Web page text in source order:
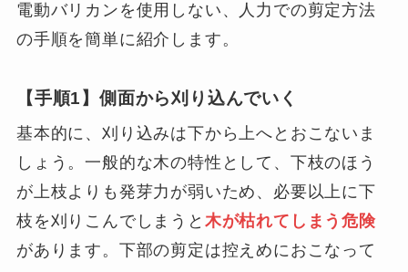
電動バリカンを使用しない、人力での剪定方法
の手順を簡単に紹介します。
【手順1】側面から刈り込んでいく
基本的に、刈り込みは下から上へとおこないま
しょう。一般的な木の特性として、下枝のほう
が上枝よりも発芽力が弱いため、必要以上に下
枝を刈りこんでしまうと 木が枯れてしまう危険
があります。下部の剪定は控えめにおこなって